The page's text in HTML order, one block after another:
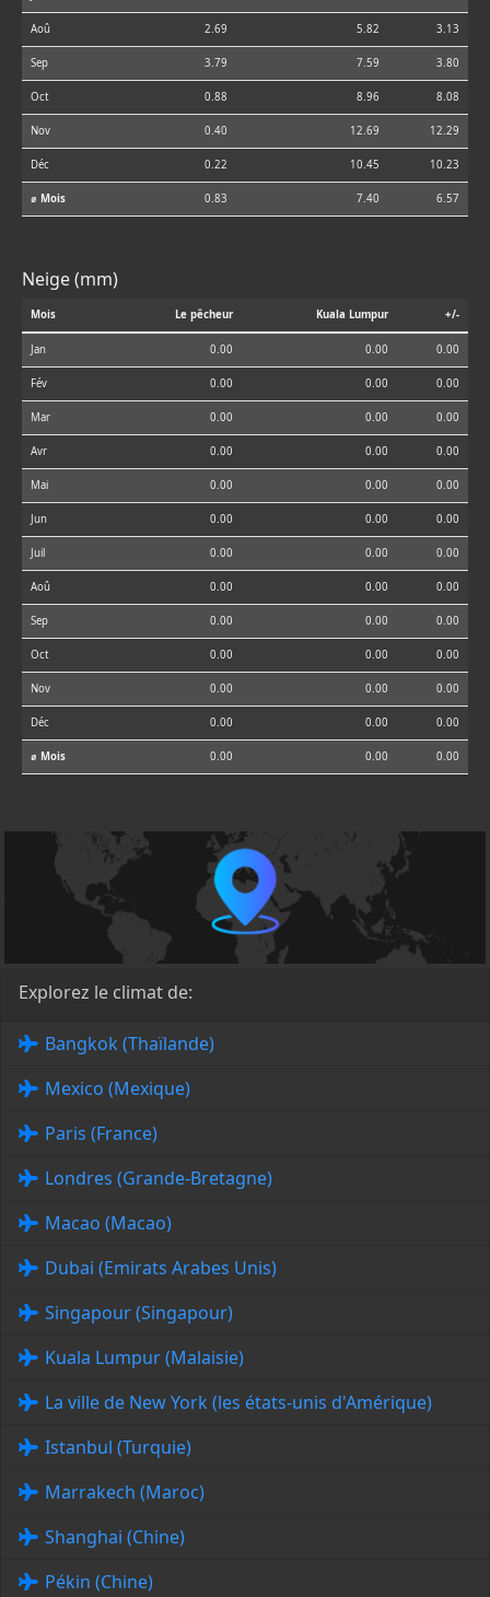
Aoû 2.69 5.82 3.13
Sep 3.79 7.59 3.80
Oct 0.88 8.96 8.08
Nov 0.40 12.69 12.29
Déc 0.22 10.45 10.23
⌀ Mois 0.83 7.40 6.57
Neige (mm)
Mois Le pêcheur Kuala Lumpur +/-
Jan 0.00 0.00 0.00
Fév 0.00 0.00 0.00
Mar 0.00 0.00 0.00
Avr 0.00 0.00 0.00
Mai 0.00 0.00 0.00
Jun 0.00 0.00 0.00
Juil 0.00 0.00 0.00
Aoû 0.00 0.00 0.00
Sep 0.00 0.00 0.00
Oct 0.00 0.00 0.00
Nov 0.00 0.00 0.00
Déc 0.00 0.00 0.00
⌀ Mois 0.00 0.00 0.00
Explorez le climat de:
Bangkok (Thaïlande)
Mexico (Mexique)
Paris (France)
Londres (Grande-Bretagne)
Macao (Macao)
Dubai (Emirats Arabes Unis)
Singapour (Singapour)
Kuala Lumpur (Malaisie)
La ville de New York (les états-unis d'Amérique)
Istanbul (Turquie)
Marrakech (Maroc)
Shanghai (Chine)
Pékin (Chine)